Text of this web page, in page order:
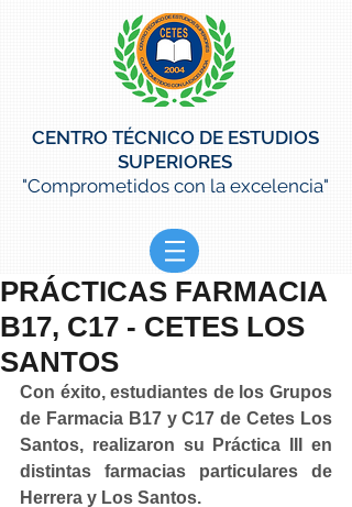
CENTRO TÉCNICO DE ESTUDIOS
SUPERIORES
"Comprometidos con la excelencia"
PRÁCTICAS FARMACIA
B17, C17 - CETES LOS
SANTOS
Con éxito, estudiantes de los Grupos
de Farmacia B17 y C17 de Cetes Los
Santos, realizaron su Práctica III en
distintas farmacias particulares de
Herrera y Los Santos.